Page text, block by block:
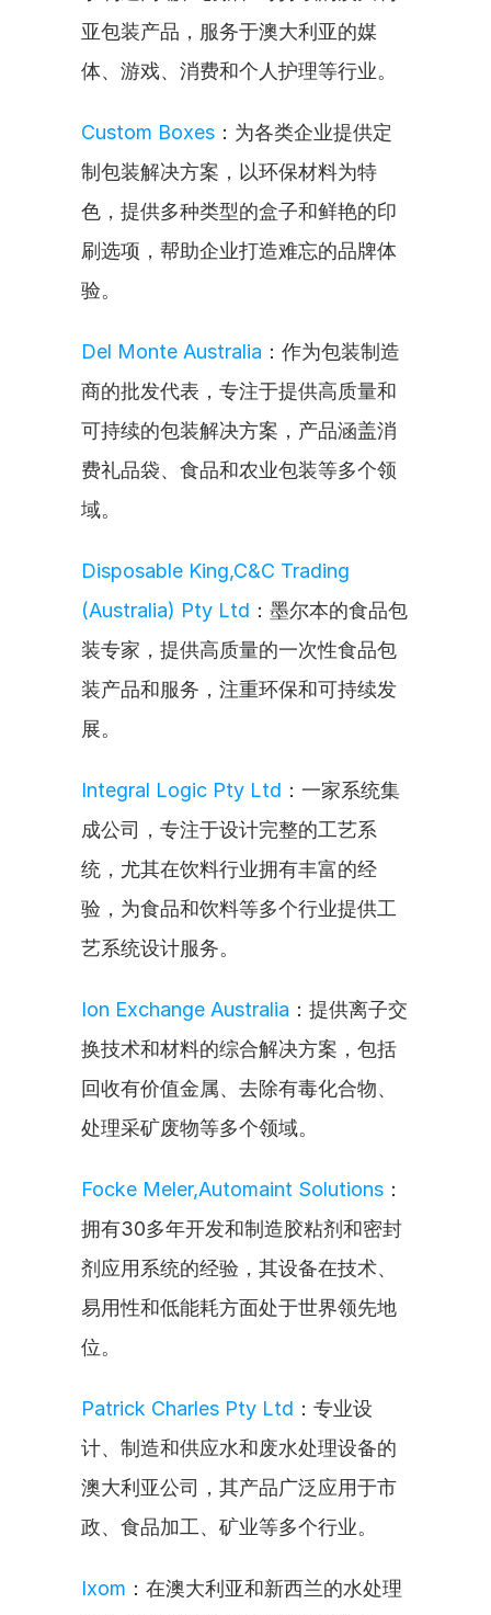
亚包装产品，服务于澳大利亚的媒
体、游戏、消费和个人护理等行业。
Custom Boxes ：为各类企业提供定
制包装解决方案，以环保材料为特
色，提供多种类型的盒子和鲜艳的印
刷选项，帮助企业打造难忘的品牌体
验。
Del Monte Australia ：作为包装制造
商的批发代表，专注于提供高质量和
可持续的包装解决方案，产品涵盖消
费礼品袋、食品和农业包装等多个领
域。
Disposable King,C&C Trading
(Australia) Pty Ltd ：墨尔本的食品包
装专家，提供高质量的一次性食品包
装产品和服务，注重环保和可持续发
展。
Integral Logic Pty Ltd ：一家系统集
成公司，专注于设计完整的工艺系
统，尤其在饮料行业拥有丰富的经
验，为食品和饮料等多个行业提供工
艺系统设计服务。
Ion Exchange Australia ：提供离子交
换技术和材料的综合解决方案，包括
回收有价值金属、去除有毒化合物、
处理采矿废物等多个领域。
Focke Meler,Automaint Solutions ：
拥有30多年开发和制造胶粘剂和密封
剂应用系统的经验，其设备在技术、
易用性和低能耗方面处于世界领先地
位。
Patrick Charles Pty Ltd ：专业设
计、制造和供应水和废水处理设备的
澳大利亚公司，其产品广泛应用于市
政、食品加工、矿业等多个行业。
Ixom ：在澳大利亚和新西兰的水处理